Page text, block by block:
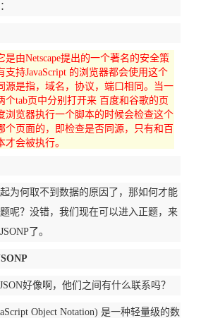
是由Netscape提出的一个著名的安全策
支持JavaScript 的浏览器都会使用这个
源是指，域名，协议，端口相同。当一
个tab页中分别打开来 百度和谷歌的页
浏览器执行一个脚本的时候会检查这个
个页面的，即检查是否同源，只有和百
才会被执行。
为何取不到数据的原因了，那如何才能
呢？没错，我们现在可以进入正题，来
了。
好像啊，他们之间有什么联系吗？
Object Notation) 是一种轻量级的数